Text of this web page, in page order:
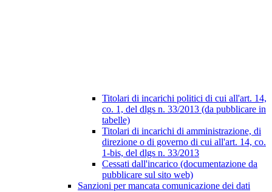
Titolari di incarichi politici di cui all'art. 14,
co. 1, del dlgs n. 33/2013 (da pubblicare in
tabelle)
Titolari di incarichi di amministrazione, di
direzione o di governo di cui all'art. 14, co.
1-bis, del dlgs n. 33/2013
Cessati dall'incarico (documentazione da
pubblicare sul sito web)
Sanzioni per mancata comunicazione dei dati